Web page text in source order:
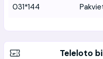
031*144
Teleloto